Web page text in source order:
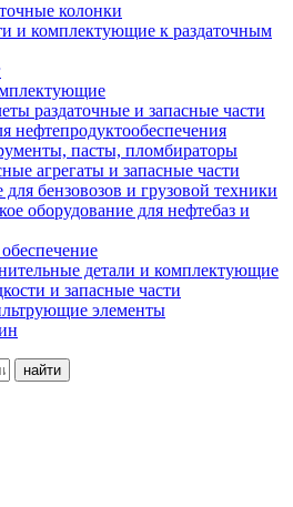
колонки
и комплектующие к раздаточным
раздаточные и запасные части
нефтепродуктообеспечения
пасты, пломбираторы
агрегаты и запасные части
бензовозов и грузовой техники
оборудование для нефтебаз и
детали и комплектующие
и запасные части
элементы